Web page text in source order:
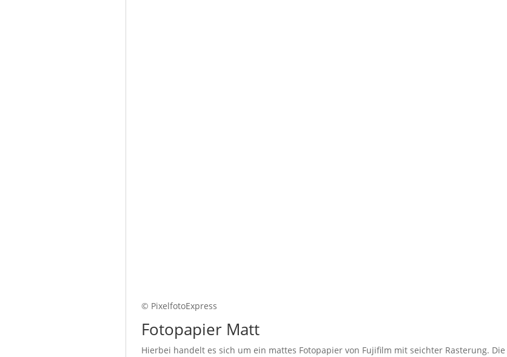
© PixelfotoExpress
Fotopapier Matt
Hierbei handelt es sich um ein mattes Fotopapier von Fujifilm mit seichter Rasterung.